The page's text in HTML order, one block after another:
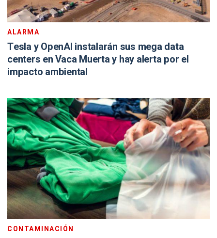
ALARMA
Tesla y OpenAI instalarán sus mega data
centers en Vaca Muerta y hay alerta por el
impacto ambiental
CONTAMINACIÓN